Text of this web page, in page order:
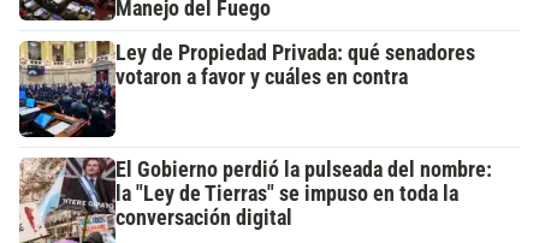
Manejo del Fuego
Ley de Propiedad Privada: qué senadores
votaron a favor y cuáles en contra
El Gobierno perdió la pulseada del nombre:
la "Ley de Tierras" se impuso en toda la
conversación digital